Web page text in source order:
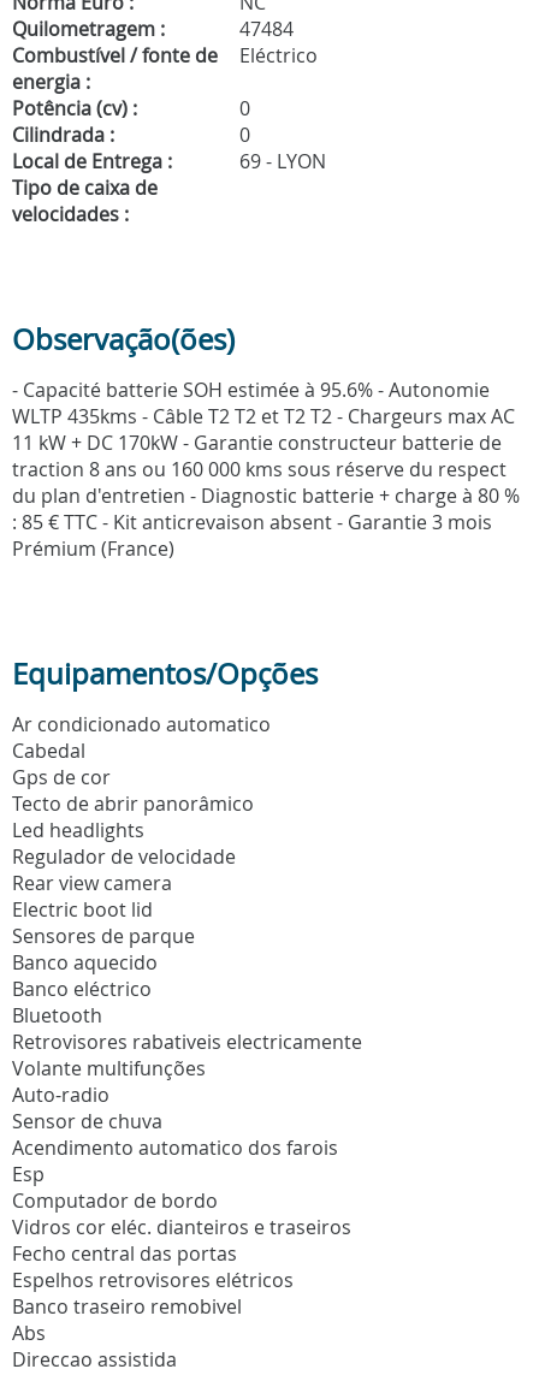
Quilometragem :
47484
Combustível / fonte de
energia :
Eléctrico
Potência (cv) :
0
Cilindrada :
0
Local de Entrega :
69 - LYON
Tipo de caixa de
velocidades :
Observação(ões)
- Capacité batterie SOH estimée à 95.6% - Autonomie
WLTP 435kms - Câble T2 T2 et T2 T2 - Chargeurs max AC
11 kW + DC 170kW - Garantie constructeur batterie de
traction 8 ans ou 160 000 kms sous réserve du respect
du plan d'entretien - Diagnostic batterie + charge à 80 %
: 85 € TTC - Kit anticrevaison absent - Garantie 3 mois
Prémium (France)
Equipamentos/Opções
Ar condicionado automatico
Cabedal
Gps de cor
Tecto de abrir panorâmico
Led headlights
Regulador de velocidade
Rear view camera
Electric boot lid
Sensores de parque
Banco aquecido
Banco eléctrico
Bluetooth
Retrovisores rabativeis electricamente
Volante multifunções
Auto-radio
Sensor de chuva
Acendimento automatico dos farois
Esp
Computador de bordo
Vidros cor eléc. dianteiros e traseiros
Fecho central das portas
Espelhos retrovisores elétricos
Banco traseiro remobivel
Abs
Direccao assistida